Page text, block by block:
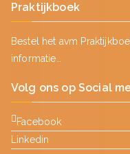
Praktijkboek
Bestel het avm
informatie…
Volg ons op Social
Facebook
Linkedin